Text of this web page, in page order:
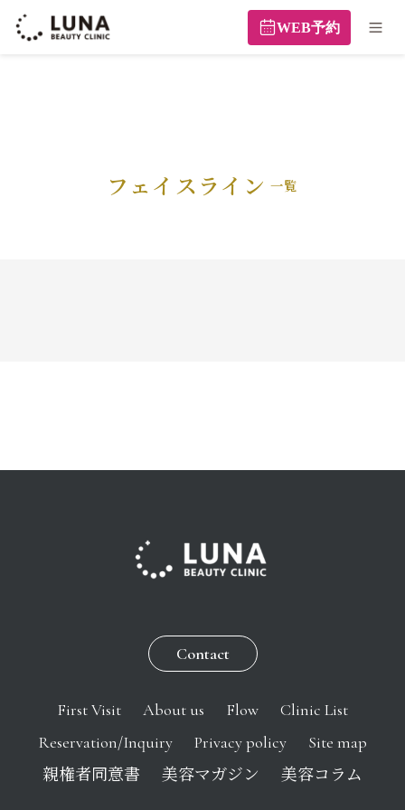
WEB予約
フェイスライン
Contact
First Visit About us Flow
Clinic List
Reservation/Inquiry
Privacy policy
Site map
親権者同意書
美容マガジン 美容コラム